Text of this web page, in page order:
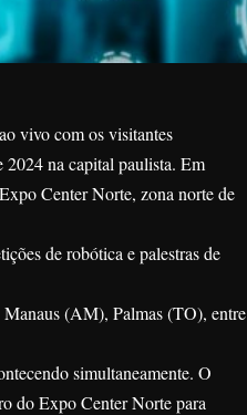
vivo com os visitantes
na capital paulista. Em
Center Norte, zona norte de
de robótica e palestras de
(AM), Palmas (TO), entre
simultaneamente. O
do Expo Center Norte para